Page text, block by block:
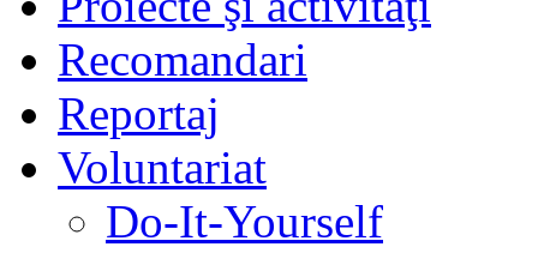
Recomandari
Reportaj
Voluntariat
Do-It-Yourself